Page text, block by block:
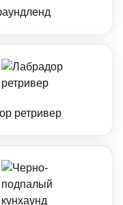
ретривер